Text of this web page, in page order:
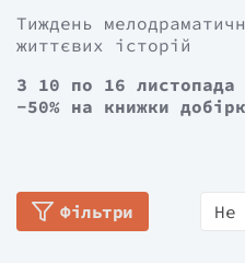
Тиждень
життєвих історій
З 10 по 16
-50% на книжки
Фільтри Не